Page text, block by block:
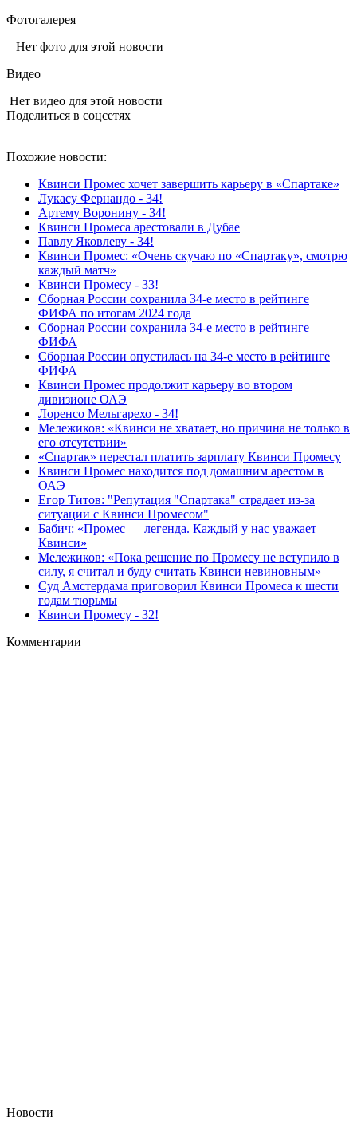
Фотогалерея
Нет фото для этой новости
Видео
Нет видео для этой новости
Поделиться в соцсетях
Похожие новости:
Квинси Промес хочет завершить карьеру в «Спартаке»
Лукасу Фернандо - 34!
Артему Воронину - 34!
Квинси Промеса арестовали в Дубае
Павлу Яковлеву - 34!
Квинси Промес: «Очень скучаю по «Спартаку», смотрю
каждый матч»
Квинси Промесу - 33!
Сборная России сохранила 34‑е место в рейтинге
ФИФА по итогам 2024 года
Сборная России сохранила 34-е место в рейтинге
ФИФА
Сборная России опустилась на 34‑е место в рейтинге
ФИФА
Квинси Промес продолжит карьеру во втором
дивизионе ОАЭ
Лоренсо Мельгарехо - 34!
Мележиков: «Квинси не хватает, но причина не только в
его отсутствии»
«Спартак» перестал платить зарплату Квинси Промесу
Квинси Промес находится под домашним арестом в
ОАЭ
Егор Титов: "Репутация "Спартака" страдает из-за
ситуации с Квинси Промесом"
Бабич: «Промес — легенда. Каждый у нас уважает
Квинси»
Мележиков: «Пока решение по Промесу не вступило в
силу, я считал и буду считать Квинси невиновным»
Суд Амстердама приговорил Квинси Промеса к шести
годам тюрьмы
Квинси Промесу - 32!
Комментарии
Новости